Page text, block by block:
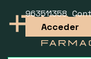
963511358
Acceder